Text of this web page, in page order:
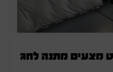
מצעים מתנה לחג